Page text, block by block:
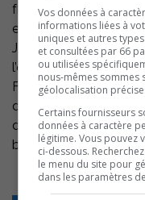
francophone et, de
entraînante de danse
JP Band électriseront
l’entracte, avec le
Fred-Eric Salvail,
d’artifice. Les
du Resto LP pour se
bar ($) sera
Vos données à
informations liées à
uniques et autres
et consultées par 66
ou utilisées
nous-mêmes sommes
géolocalisation
Certains fournisseurs
données à caractère
légitime. Vous pouvez
ci-dessous.
le menu du site pour
dans les paramètres